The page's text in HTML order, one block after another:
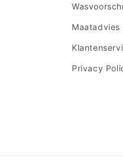
Maatadvies
Privacy